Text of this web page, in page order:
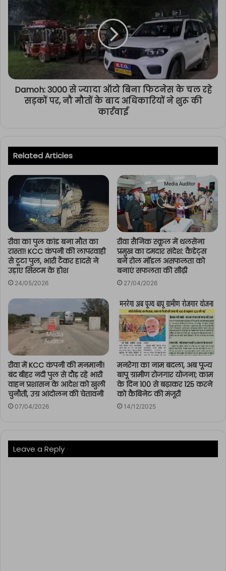
Damoh: 3000 से ज्यादा ऑटो बिना फिटनेस के चल रहे
सड़कों पर, नौ मौतों के बाद अधिकारियों ने शुरू की
कार्रवाई
Related Articles
रीवा का पुल कांड बना मौत का
रास्ता! KCC कंपनी की लापरवाही
से टूटा पुल, भारी टैंकर हादसे ने
उड़ाए सिस्टम के होश
24/05/2026
रीवा सैनिक स्कूल में थलसेना
प्रमुख का दमदार संदेश: कैडेट्स
बनें रोल मॉडल असफलता को
बनाएं सफलता की सीढ़ी
27/04/2026
रीवा में KCC कंपनी की मनमानी!
बंद बीहर नदी पुल से दौड़ रहे भारी
वाहन प्रशासन के आदेश को खुली
चुनौती, उग्र आंदोलन की चेतावनी
07/04/2026
मनरेगा का नाम बदला, अब पूज्य
बापू ग्रामीण रोजगार योजना; काम
के दिन 100 से बढ़ाकर 125 करने
को कैबिनेट की मंजूरी
14/12/2025
Leave a Reply